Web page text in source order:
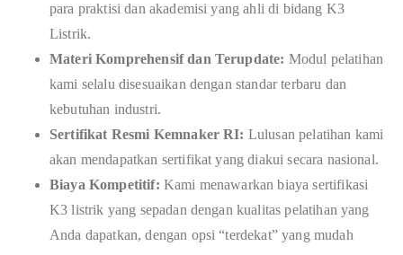
para praktisi dan akademisi yang ahli di bidang K3
Listrik.
Materi Komprehensif dan Terupdate: Modul pelatihan
kami selalu disesuaikan dengan standar terbaru dan
kebutuhan industri.
Sertifikat Resmi Kemnaker RI: Lulusan pelatihan kami
akan mendapatkan sertifikat yang diakui secara nasional.
Biaya Kompetitif: Kami menawarkan biaya sertifikasi
K3 listrik yang sepadan dengan kualitas pelatihan yang
Anda dapatkan, dengan opsi “terdekat” yang mudah